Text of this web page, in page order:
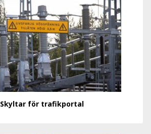
Skyltar för trafikportal